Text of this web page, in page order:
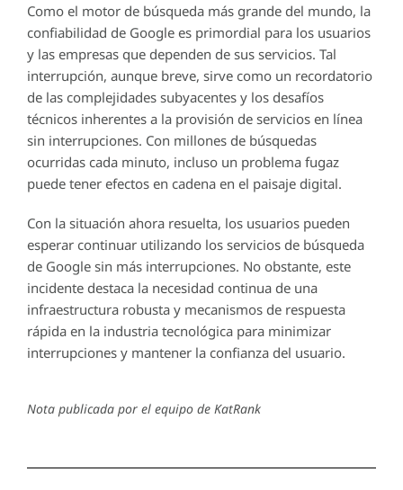
Como el motor de búsqueda más grande del mundo, la
confiabilidad de Google es primordial para los usuarios
y las empresas que dependen de sus servicios. Tal
interrupción, aunque breve, sirve como un recordatorio
de las complejidades subyacentes y los desafíos
técnicos inherentes a la provisión de servicios en línea
sin interrupciones. Con millones de búsquedas
ocurridas cada minuto, incluso un problema fugaz
puede tener efectos en cadena en el paisaje digital.
Con la situación ahora resuelta, los usuarios pueden
esperar continuar utilizando los servicios de búsqueda
de Google sin más interrupciones. No obstante, este
incidente destaca la necesidad continua de una
infraestructura robusta y mecanismos de respuesta
rápida en la industria tecnológica para minimizar
interrupciones y mantener la confianza del usuario.
Nota publicada por el equipo de KatRank